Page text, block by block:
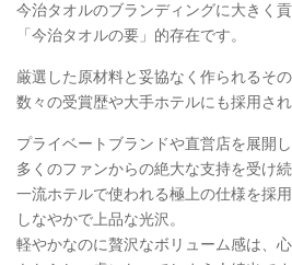
今治タオルのブランディングに大きく
「今治タオルの要」的存在です。
厳選した原材料と妥協なく作られるその
数々の受賞歴や大手ホテルにも採用さ
プライベートブランドや直営店を展開し
多くのファンからの絶大な支持を受け
一流ホテルで使われる極上の仕様を採用
しなやかで上品な光沢。
軽やかなのに贅沢なボリューム感は、